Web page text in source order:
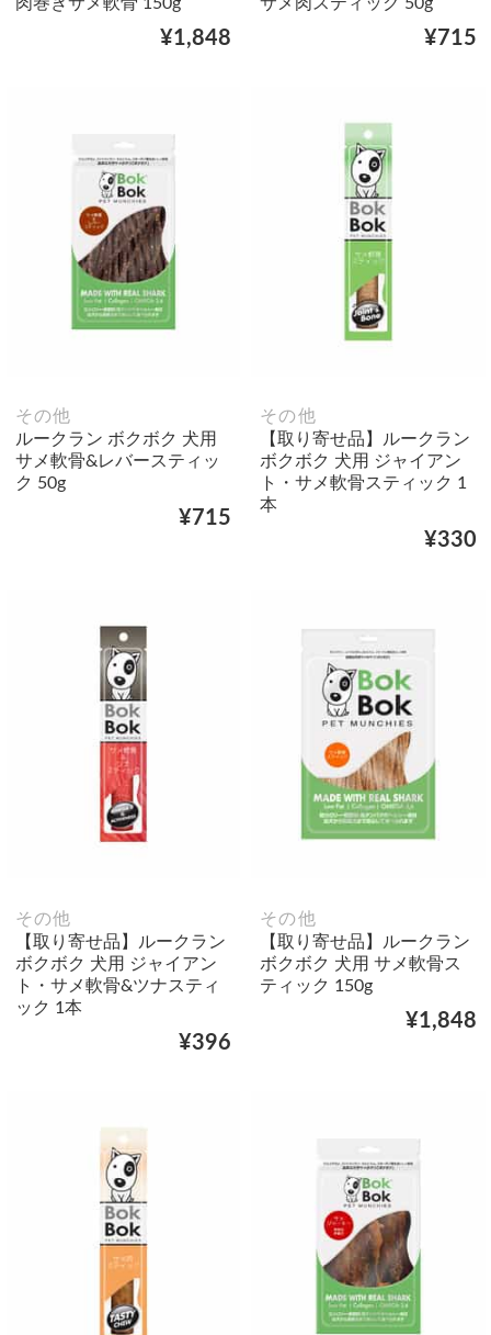
肉巻きサメ軟骨 150g
¥1,848
サメ肉スティック 50g
¥715
その他
ルークラン ボクボク 犬用
サメ軟骨&レバースティッ
ク 50g
¥715
その他
【取り寄せ品】ルークラン
ボクボク 犬用 ジャイアン
ト・サメ軟骨スティック 1
本
¥330
その他
【取り寄せ品】ルークラン
ボクボク 犬用 ジャイアン
ト・サメ軟骨&ツナスティ
ック 1本
¥396
その他
【取り寄せ品】ルークラン
ボクボク 犬用 サメ軟骨ス
ティック 150g
¥1,848